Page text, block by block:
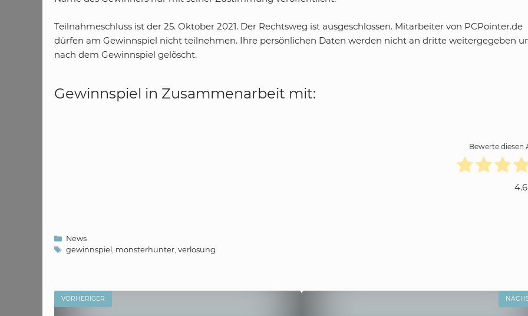
Teilnahmeschluss ist der 25. Oktober 2021. Der Rechtsweg ist ausgeschlossen. Mitarbeiter von PCPointer.de
dürfen am Gewinnspiel nicht teilnehmen. Ihre persönlichen Daten werden nicht an dritte weitergegeben
nach dem Gewinnspiel gelöscht.
Gewinnspiel in Zusammenarbeit mit:
Bewerte diesen
4.6
Kategorien
News
Schlagwörter
gewinnspiel, monsterhunter,verlosung
VORHERIGER